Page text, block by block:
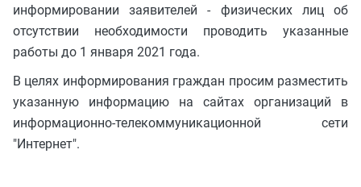
информировании заявителей - физических лиц об
отсутствии необходимости проводить указанные
работы до 1 января 2021 года.
В целях информирования граждан просим разместить
указанную информацию на сайтах организаций в
информационно-телекоммуникационной сети
"Интернет".